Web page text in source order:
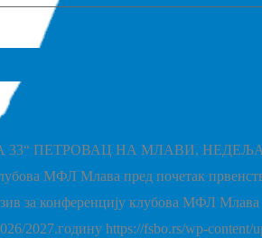
НА МЛАВИ, НЕДЕЉА
МФЛ Млава пред почетак
клубова МФЛ Млава :
https://fsbo.rs/wp-content/